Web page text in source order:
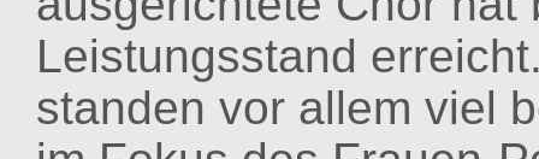
Leistungsstand
standen vor allem viel